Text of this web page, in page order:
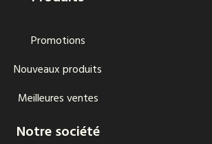
Promotions
Nouveaux produits
Meilleures ventes
Notre société